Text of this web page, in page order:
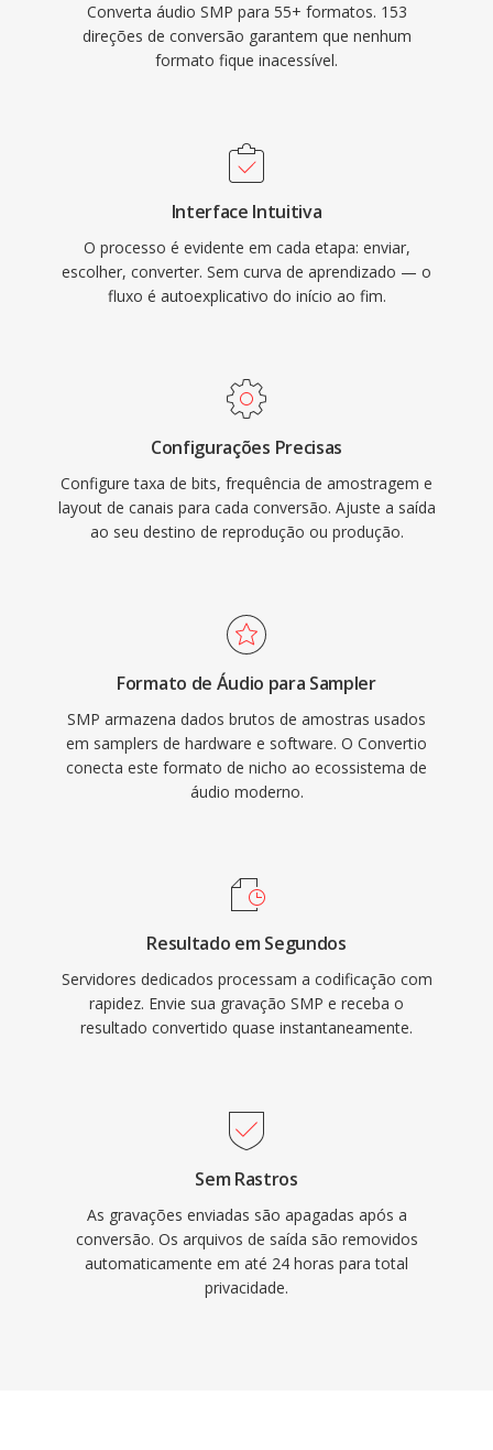
Converta áudio SMP para 55+ formatos. 153
direções de conversão garantem que nenhum
formato fique inacessível.
Interface Intuitiva
O processo é evidente em cada etapa: enviar,
escolher, converter. Sem curva de aprendizado — o
fluxo é autoexplicativo do início ao fim.
Configurações Precisas
Configure taxa de bits, frequência de amostragem e
layout de canais para cada conversão. Ajuste a saída
ao seu destino de reprodução ou produção.
Formato de Áudio para Sampler
SMP armazena dados brutos de amostras usados
em samplers de hardware e software. O Convertio
conecta este formato de nicho ao ecossistema de
áudio moderno.
Resultado em Segundos
Servidores dedicados processam a codificação com
rapidez. Envie sua gravação SMP e receba o
resultado convertido quase instantaneamente.
Sem Rastros
As gravações enviadas são apagadas após a
conversão. Os arquivos de saída são removidos
automaticamente em até 24 horas para total
privacidade.